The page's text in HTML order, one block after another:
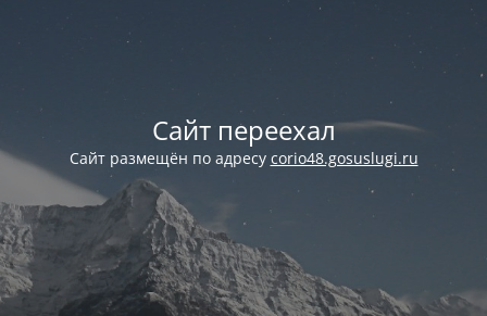
Сайт переехал
Сайт размещён по адресу corio48.gosuslugi.ru